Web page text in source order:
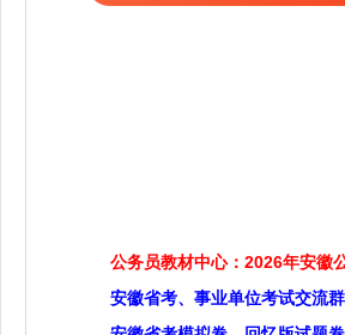
公务员教材中心：2026年安徽
安徽省考、事业单位考试交流